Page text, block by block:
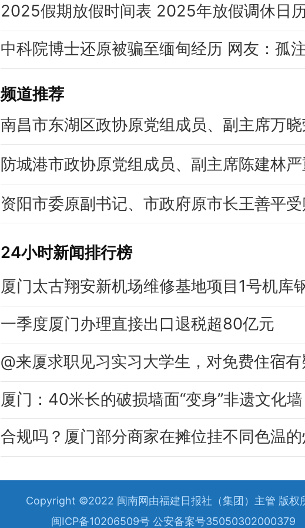
频道推荐
南昌市东湖区政协原党组成员、副主席万
防城港市政协原党组成员、副主席陈建林
资阳市委原副书记、市政府原市长王善平
24小时新闻排行榜
一季度厦门办理直接出口退税超80亿元
厦门：40米长的破损墙面“变身”非遗文化墙
合规吗？厦门部分商家在摊位挂不同色温
Copyright ©2022 闽南网由福建日报社（集团）主管 版权
闽ICP备10206509号 公安备案号35050302000379